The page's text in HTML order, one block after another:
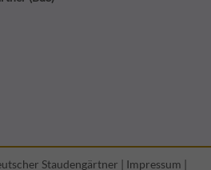
Staudengärtner | Impressum |